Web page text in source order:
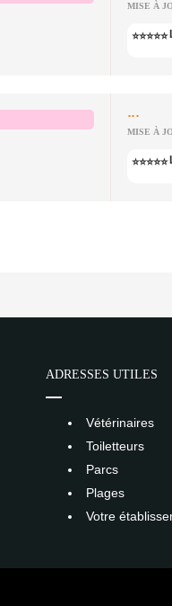
MISE À
⭐⭐⭐⭐⭐
...
MISE À
⭐⭐⭐⭐⭐
ADRESSES UTILES
Vétérinaires
Toiletteurs
Parcs
Plages
Votre